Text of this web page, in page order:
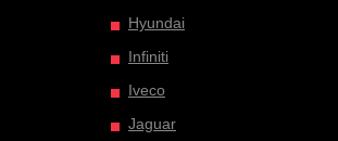
Hyundai
Infiniti
Iveco
Jaguar